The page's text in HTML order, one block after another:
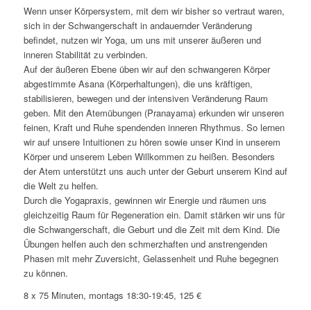
Wenn unser Körpersystem, mit dem wir bisher so vertraut waren,
sich in der Schwangerschaft in andauernder Veränderung
befindet, nutzen wir Yoga, um uns mit unserer äußeren und
inneren Stabilität zu verbinden.
Auf der äußeren Ebene üben wir auf den schwangeren Körper
abgestimmte Asana (Körperhaltungen), die uns kräftigen,
stabilisieren, bewegen und der intensiven Veränderung Raum
geben. Mit den Atemübungen (Pranayama) erkunden wir unseren
feinen, Kraft und Ruhe spendenden inneren Rhythmus. So lernen
wir auf unsere Intuitionen zu hören sowie unser Kind in unserem
Körper und unserem Leben Willkommen zu heißen. Besonders
der Atem unterstützt uns auch unter der Geburt unserem Kind auf
die Welt zu helfen.
Durch die Yogapraxis, gewinnen wir Energie und räumen uns
gleichzeitig Raum für Regeneration ein. Damit stärken wir uns für
die Schwangerschaft, die Geburt und die Zeit mit dem Kind. Die
Übungen helfen auch den schmerzhaften und anstrengenden
Phasen mit mehr Zuversicht, Gelassenheit und Ruhe begegnen
zu können.
8 x 75 Minuten, montags 18:30-19:45, 125 €